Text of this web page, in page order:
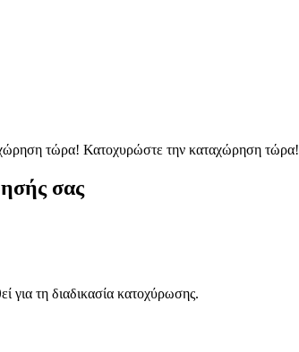
τώρα! Κατοχυρώστε την καταχώρηση τώρα!
σας
για τη διαδικασία κατοχύρωσης.